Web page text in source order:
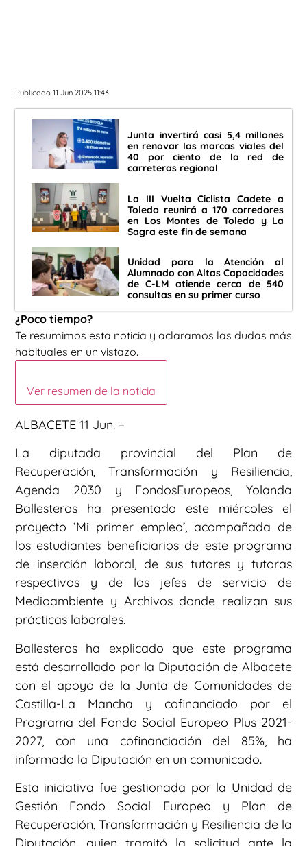
Publicado 11 Jun 2025 11:43
Junta invertirá casi 5,4 millones
en renovar las marcas viales del
40 por ciento de la red de
carreteras regional
La III Vuelta Ciclista Cadete a
Toledo reunirá a 170 corredores
en Los Montes de Toledo y La
Sagra este fin de semana
Unidad para la Atención al
Alumnado con Altas Capacidades
de C-LM atiende cerca de 540
consultas en su primer curso
¿Poco tiempo?
Te resumimos esta noticia y aclaramos las dudas más
habituales en un vistazo.
Ver resumen de la noticia
ALBACETE 11 Jun. –
La diputada provincial del Plan de
Recuperación, Transformación y Resiliencia,
Agenda 2030 y FondosEuropeos, Yolanda
Ballesteros ha presentado este miércoles el
proyecto ‘Mi primer empleo’, acompañada de
los estudiantes beneficiarios de este programa
de inserción laboral, de sus tutores y tutoras
respectivos y de los jefes de servicio de
Medioambiente y Archivos donde realizan sus
prácticas laborales.
Ballesteros ha explicado que este programa
está desarrollado por la Diputación de Albacete
con el apoyo de la Junta de Comunidades de
Castilla-La Mancha y cofinanciado por el
Programa del Fondo Social Europeo Plus 2021-
2027, con una cofinanciación del 85%, ha
informado la Diputación en un comunicado.
Esta iniciativa fue gestionada por la Unidad de
Gestión Fondo Social Europeo y Plan de
Recuperación, Transformación y Resiliencia de la